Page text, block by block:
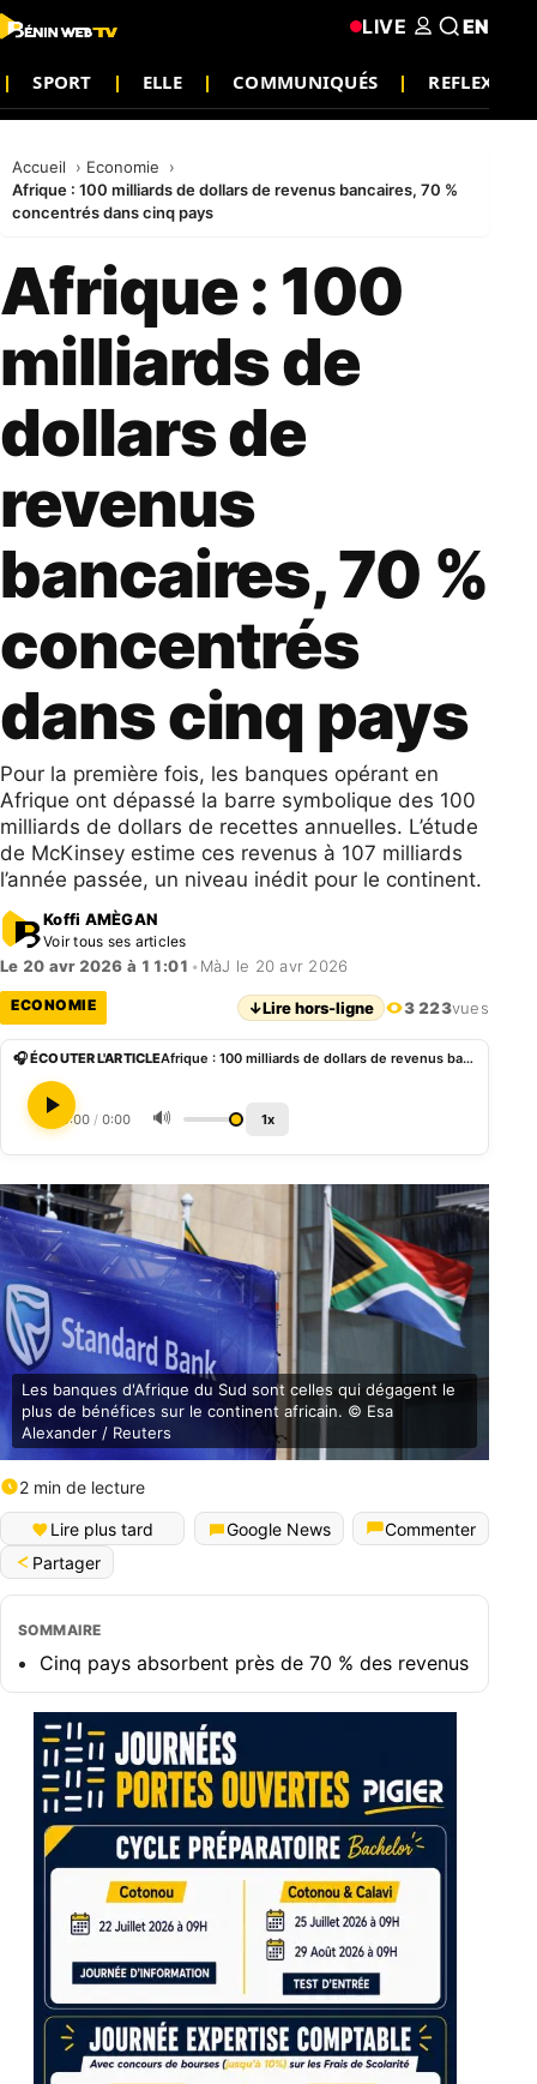
SPORT ELLE COMMUNIQUÉS REFLEXION
LIVE EN
Accueil
Economie
Afrique : 100 milliards de dollars de revenus bancaires, 70 %
concentrés dans cinq pays
Afrique : 100
milliards de
dollars de
revenus
bancaires, 70 %
concentrés
dans cinq pays
Pour la première fois, les banques opérant en
Afrique ont dépassé la barre symbolique des 100
milliards de dollars de recettes annuelles. L’étude
de McKinsey estime ces revenus à 107 milliards
l’année passée, un niveau inédit pour le continent.
Koffi AMÈGAN
Voir tous ses articles
Le 20 avr 2026 à 11:01 • MàJ le 20 avr 2026
ECONOMIE ↓Lire hors-ligne 3 223vues
🎧 ÉCOUTER L'ARTICLE Afrique : 100 milliards de dollars de revenus bancaires, 70 % concentrés dans cinq pays
0:00 / 0:00 🔊 1x
Les banques d'Afrique du Sud sont celles qui dégagent le
plus de bénéfices sur le continent africain. © Esa
Alexander / Reuters
2 min de lecture
Lire plus tard Google News
Commenter
Partager
SOMMAIRE
Cinq pays absorbent près de 70 % des revenus